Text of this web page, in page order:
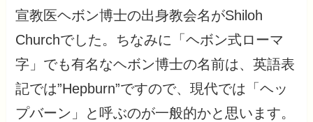
宣教医ヘボン博士の出身教会名がShiloh
Churchでした。ちなみに「ヘボン式ローマ
字」でも有名なヘボン博士の名前は、英語表
記では”Hepburn”ですので、現代では「ヘッ
プバーン」と呼ぶのが一般的かと思います。